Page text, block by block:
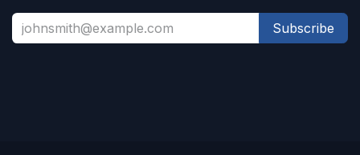
Subscribe